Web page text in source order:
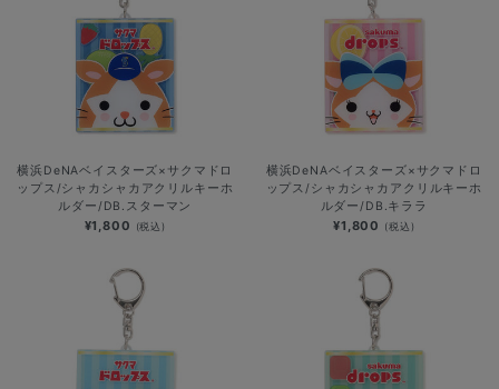
横浜DeNAベイスターズ×サクマドロ
ップス/シャカシャカアクリルキーホ
ルダー/DB.スターマン
¥1,800 (税込)
横浜DeNAベイスターズ×サクマドロ
ップス/シャカシャカアクリルキーホ
ルダー/DB.キララ
¥1,800 (税込)